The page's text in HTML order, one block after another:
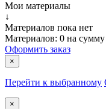
Мои материалы
↓
Материалов пока нет
Материалов: 0 на сумму
Оформить заказ
×
Перейти к выбранному
×